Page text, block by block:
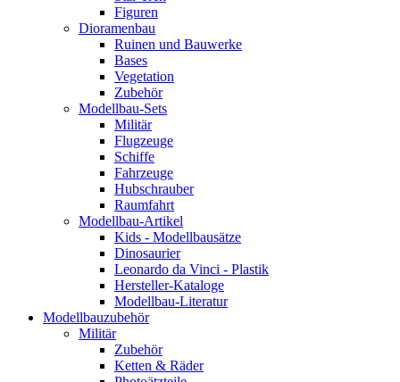
Figuren
Dioramenbau
Ruinen und Bauwerke
Bases
Vegetation
Zubehör
Modellbau-Sets
Militär
Flugzeuge
Schiffe
Fahrzeuge
Hubschrauber
Raumfahrt
Modellbau-Artikel
Kids - Modellbausätze
Dinosaurier
Leonardo da Vinci - Plastik
Hersteller-Kataloge
Modellbau-Literatur
Modellbauzubehör
Militär
Zubehör
Ketten & Räder